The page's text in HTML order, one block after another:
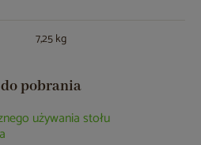
7,25 kg
pobrania
używania stołu